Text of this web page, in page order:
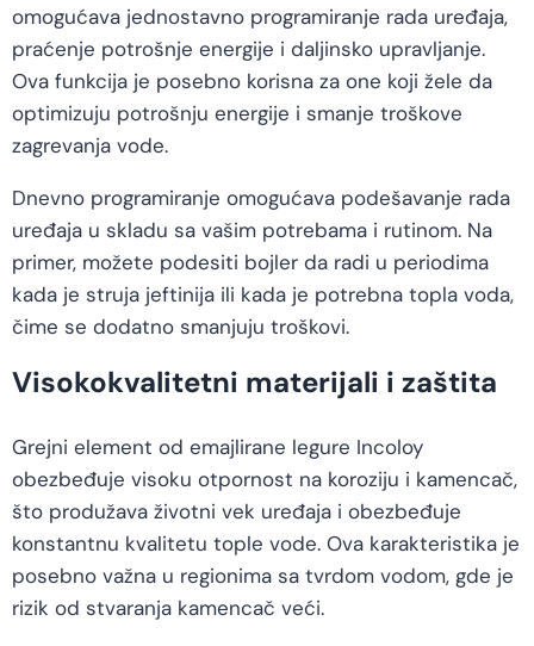
omogućava jednostavno programiranje rada uređaja,
praćenje potrošnje energije i daljinsko upravljanje.
Ova funkcija je posebno korisna za one koji žele da
optimizuju potrošnju energije i smanje troškove
zagrevanja vode.
Dnevno programiranje omogućava podešavanje rada
uređaja u skladu sa vašim potrebama i rutinom. Na
primer, možete podesiti bojler da radi u periodima
kada je struja jeftinija ili kada je potrebna topla voda,
čime se dodatno smanjuju troškovi.
Visokokvalitetni materijali i zaštita
Grejni element od emajlirane legure Incoloy
obezbeđuje visoku otpornost na koroziju i kamencač,
što produžava životni vek uređaja i obezbeđuje
konstantnu kvalitetu tople vode. Ova karakteristika je
posebno važna u regionima sa tvrdom vodom, gde je
rizik od stvaranja kamencač veći.